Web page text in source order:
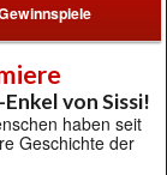
von Sissi!
haben seit
Geschichte der